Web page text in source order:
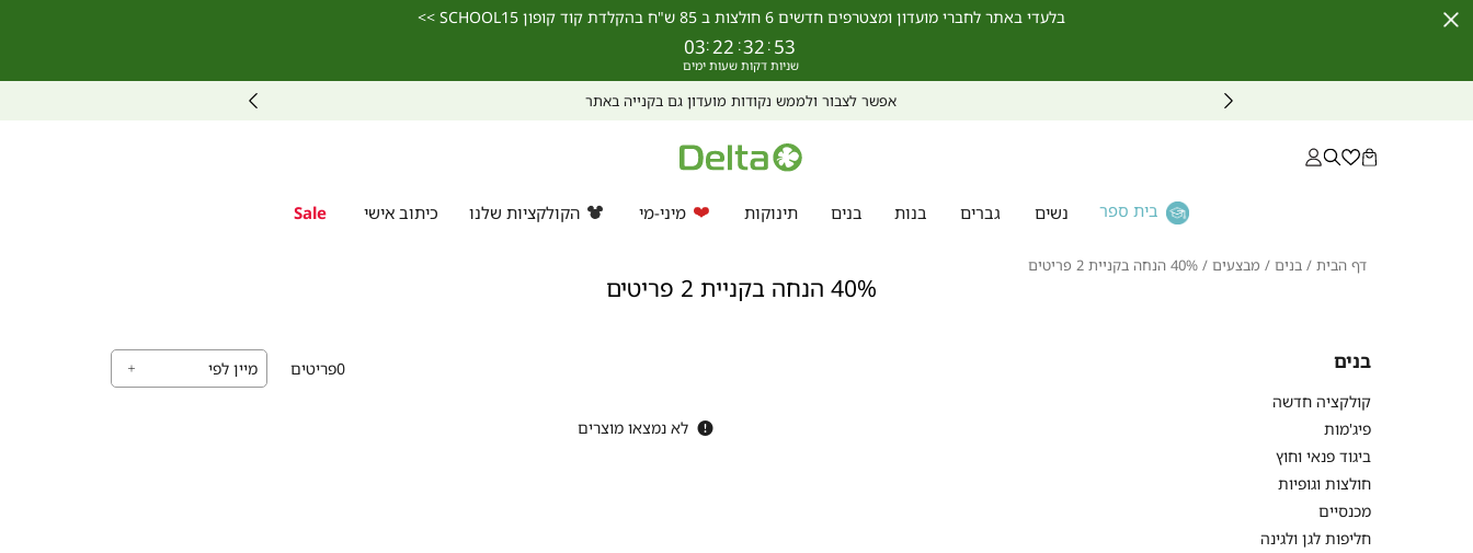
Close
בלעדי באתר לחברי מועדון ומצטרפים חדשים 6 חולצות ב 85 ש"ח בהקלדת קוד קופון SCHOOL15 >>
03:22 :32 : 52
אפשר לצבור ולממש נקודות מועדון גם בקנייה באתר
בית ספר נשים גברים בנות בנים תינוקות מיני-מי הקולקציות שלנו כיתוב אישי Sale
40% הנחה בקניית 2 פריטים
דף הבית דףבנים בניםמבצעים מבצעים
40% הנחה בקניית 2 פריטים
40%
בנים
קולקציה חדשה
פיג'מות
ביגוד פנאי וחוץ
חולצות וגופיות
מכנסיים
חליפות לגן ולגינה
0פריטים
לא נמצאו מוצרים